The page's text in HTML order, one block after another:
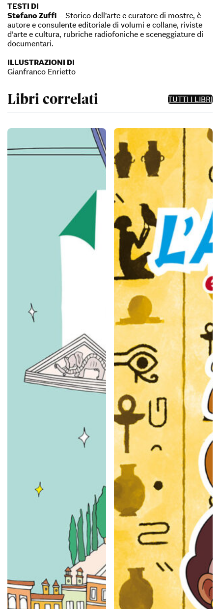
TESTI DI
Stefano Zuffi – Storico dell’arte e curatore di mostre, è
autore e consulente editoriale di volumi e collane, riviste
d’arte e cultura, rubriche radiofoniche e sceneggiature di
documentari.
ILLUSTRAZIONI DI
Gianfranco Enrietto
Libri correlati TUTTI I LIBRI